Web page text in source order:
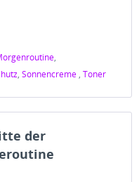
,
, Sonnencreme , Toner
der